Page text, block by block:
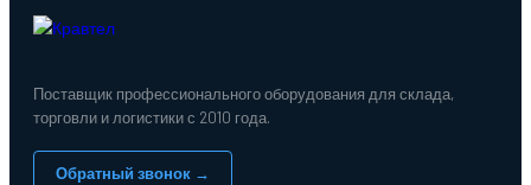
Поставщик профессионального оборудования для склада,
торговли и логистики с 2010 года.
Обратный звонок →